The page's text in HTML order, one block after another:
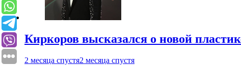
Киркоров высказался о новой
2 месяца спустя2 месяца спустя